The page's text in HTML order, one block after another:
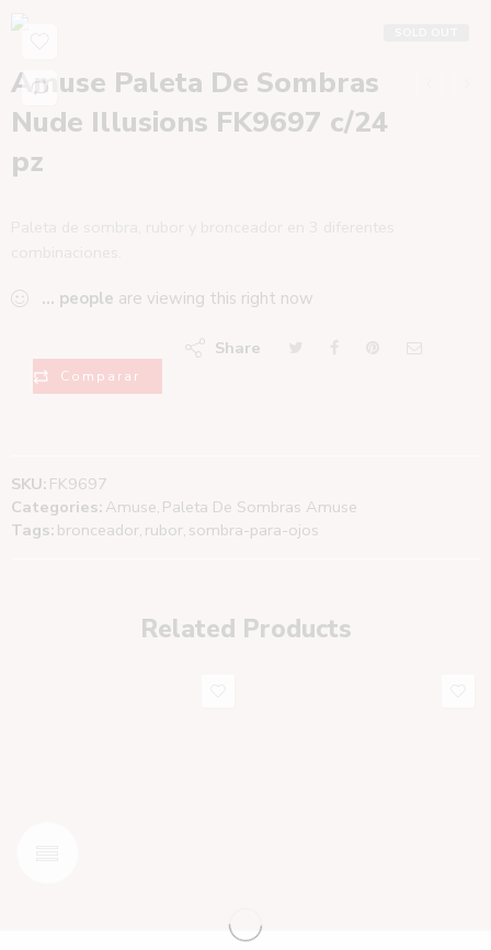
Amuse Paleta De Sombras
Nude Illusions FK9697 c/24
pz
... people are viewing this right now
Comparar
Share
SKU: FK9697
Categories: Amuse, Paleta De Sombras Amuse
Tags: bronceador, rubor, sombra-para-ojos
Related Products